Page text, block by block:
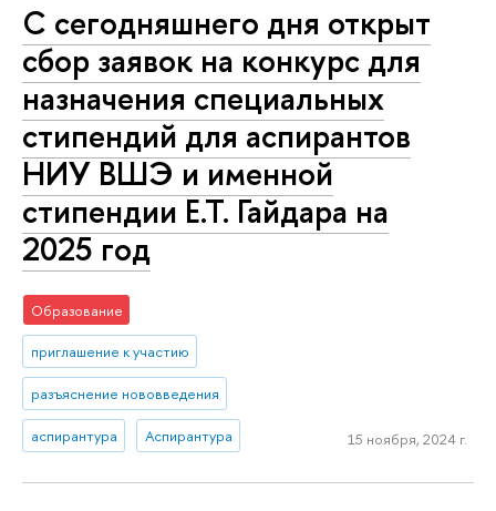
С сегодняшнего дня открыт
сбор заявок на конкурс для
назначения специальных
стипендий для аспирантов
НИУ ВШЭ и именной
стипендии Е.Т. Гайдара на
2025 год
Образование
приглашение к участию
разъяснение нововведения
аспирантура Аспирантура 15 ноября, 2024 г.